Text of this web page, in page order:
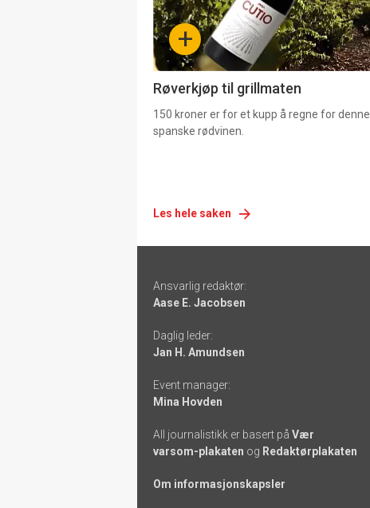
-
4 +
Røverkjøp til grillmaten
150 kroner er for et kupp å regne for denne
spanske rødvinen.
Les hele saken
-
links
Ansvarlig redaktør:
Aase E. Jacobsen
Daglig leder:
Jan H. Amundsen
Event manager:
Mina Hovden
All journalistikk er basert på Vær
varsom-plakaten og Redaktørplakaten
Om informasjonskapsler